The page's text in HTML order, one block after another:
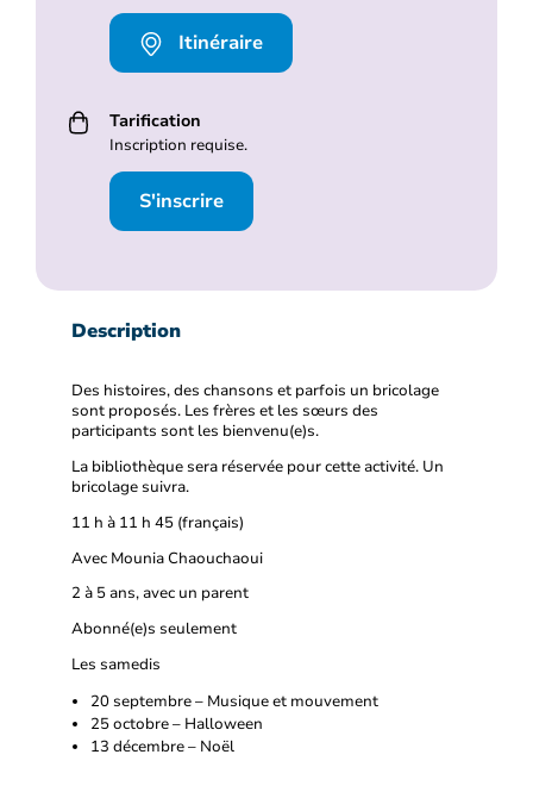
Itinéraire
Tarification
Inscription requise.
S'inscrire
Description
Des histoires, des chansons et parfois un bricolage
sont proposés. Les frères et les sœurs des
participants sont les bienvenu(e)s.
La bibliothèque sera réservée pour cette activité. Un
bricolage suivra.
11 h à 11 h 45 (français)
Avec Mounia Chaouchaoui
2 à 5 ans, avec un parent
Abonné(e)s seulement
Les samedis
20 septembre – Musique et mouvement
25 octobre – Halloween
13 décembre – Noël